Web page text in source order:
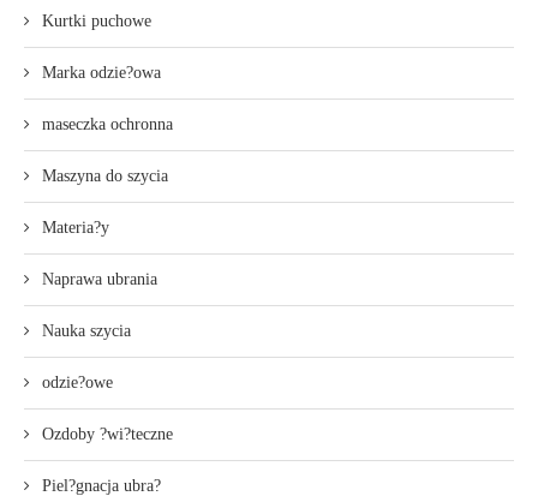
Kurtki puchowe
Marka odzie?owa
maseczka ochronna
Maszyna do szycia
Materia?y
Naprawa ubrania
Nauka szycia
odzie?owe
Ozdoby ?wi?teczne
Piel?gnacja ubra?